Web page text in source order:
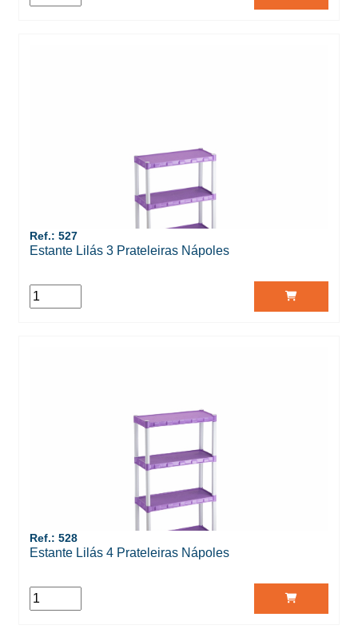
Ref.: 527
Estante Lilás 3 Prateleiras Nápoles
Ref.: 528
Estante Lilás 4 Prateleiras Nápoles